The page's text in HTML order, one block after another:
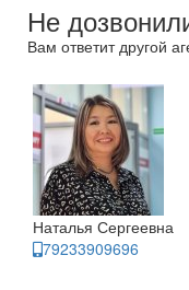
Не
Вам ответит другой
Наталья Сергеевна
79233909696